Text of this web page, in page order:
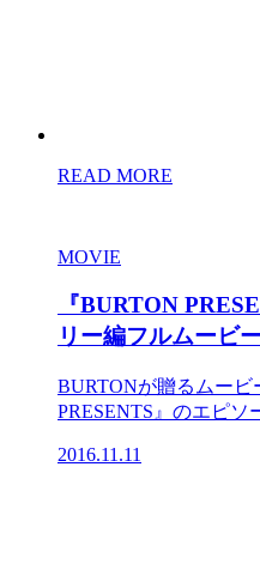
READ MORE
MOVIE
『BURTON
リー編フルムービー
BURTONが贈るムービ
PRESENTS』のエピソ
2016.11.11